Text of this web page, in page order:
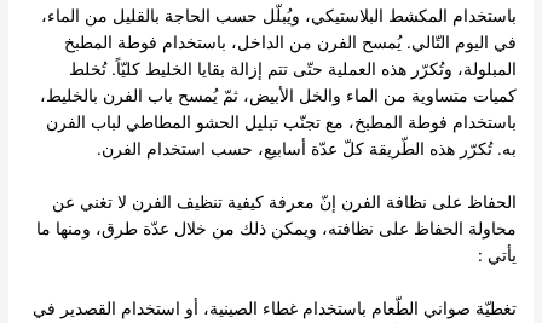
باستخدام المكشط البلاستيكي، ويُبلّل حسب الحاجة بالقليل من الماء،
في اليوم التّالي. يُمسح الفرن من الداخل، باستخدام فوطة المطبخ
المبلولة، وتُكرّر هذه العملية حتّى تتم إزالة بقايا الخليط كليّاً. تُخلط
كميات متساوية من الماء والخل الأبيض، ثمّ يُمسح باب الفرن بالخليط،
باستخدام فوطة المطبخ، مع تجنّب تبليل الحشو المطاطي لباب الفرن
به. تُكرّر هذه الطّريقة كلّ عدّة أسابيع، حسب استخدام الفرن.
الحفاظ على نظافة الفرن إنّ معرفة كيفية تنظيف الفرن لا تغني عن
محاولة الحفاظ على نظافته، ويمكن ذلك من خلال عدّة طرق، ومنها ما
يأتي :
تغطيّة صواني الطّعام باستخدام غطاء الصينية، أو استخدام القصدير في